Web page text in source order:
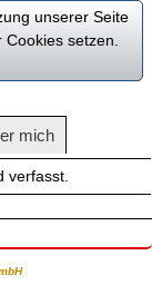
unserer Seite
setzen.
mich
verfasst.